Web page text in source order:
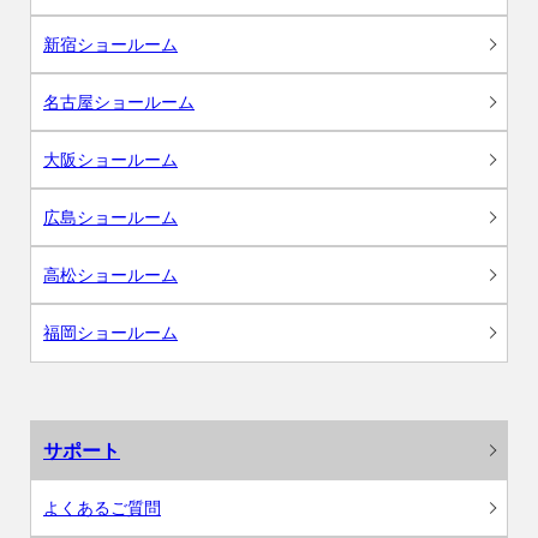
新宿ショールーム
名古屋ショールーム
大阪ショールーム
広島ショールーム
高松ショールーム
福岡ショールーム
サポート
よくあるご質問